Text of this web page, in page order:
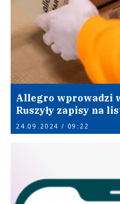
Allegro wprowadzi
Ruszyły zapisy na
24.09.2024 / 09:22